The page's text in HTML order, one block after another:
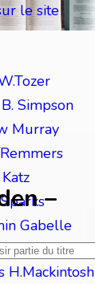
le site
Simpson
Murray
Gabelle
H.Mackintosh
–